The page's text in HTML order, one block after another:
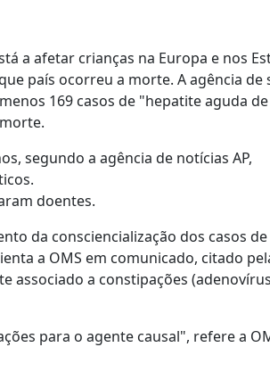
a afetar crianças na Europa e nos
país ocorreu a morte. A agência de
169 casos de "hepatite aguda
segundo a agência de notícias AP,
doentes.
da consciencialização dos casos de
a OMS em comunicado, citado
associado a constipações
para o agente causal", refere a